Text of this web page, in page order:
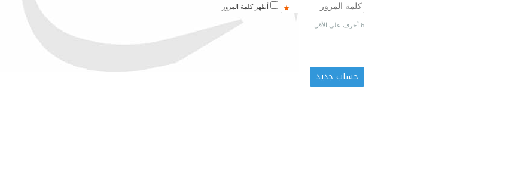
6 أحرف على الأقل